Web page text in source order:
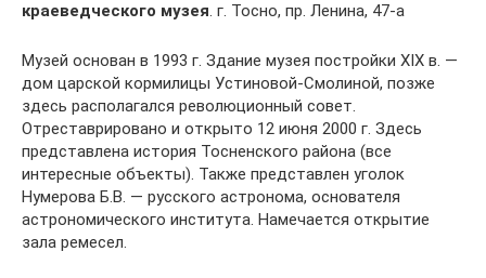
краеведческого музея. г. Тосно, пр. Ленина, 47-а
Музей основан в 1993 г. Здание музея постройки XIX в. —
дом царской кормилицы Устиновой-Смолиной, позже
здесь располагался революционный совет.
Отреставрировано и открыто 12 июня 2000 г. Здесь
представлена история Тосненского района (все
интересные объекты). Также представлен уголок
Нумерова Б.В. — русского астронома, основателя
астрономического института. Намечается открытие
зала ремесел.